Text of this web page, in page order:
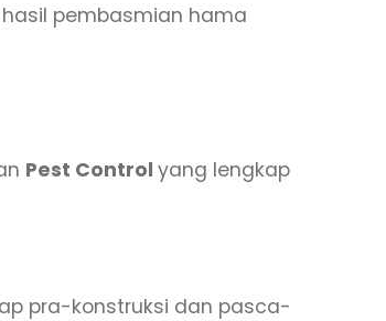
pembasmian hama
Pest Controlyang lengkap
pra-konstruksi dan pasca-